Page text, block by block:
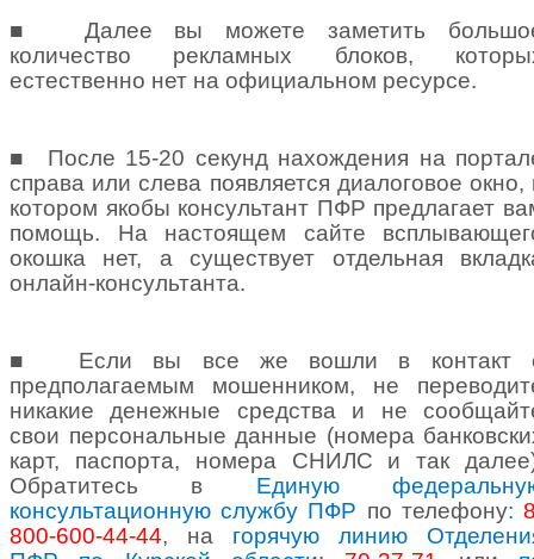
■
Далее вы можете заметить
количество рекламных блоков,
естественно нет на официальном ресурсе.
■
После 15-20 секунд нахождения на
справа или слева появляется диалоговое окно,
котором якобы консультант ПФР предлагает
помощь. На настоящем сайте
окошка нет, а существует отдельная
онлайн-консультанта.
■
Если вы все же вошли в контакт
предполагаемым мошенником, не
никакие денежные средства и не
свои персональные данные (номера
карт, паспорта, номера СНИЛС и так
Обратитесь в Единую
консультационную службу ПФР по телефону:
800-600-44-44, на горячую линию